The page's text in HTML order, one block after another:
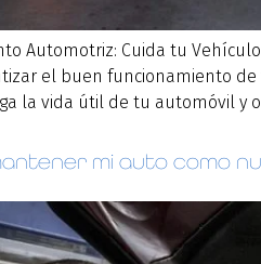
Automotriz: Cuida tu
el buen funcionamiento
la vida útil de tu automóvil y
mi auto como